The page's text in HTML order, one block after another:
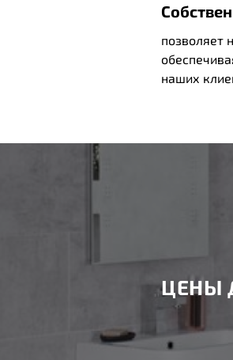
позволяет
наших
ЦЕНЫ